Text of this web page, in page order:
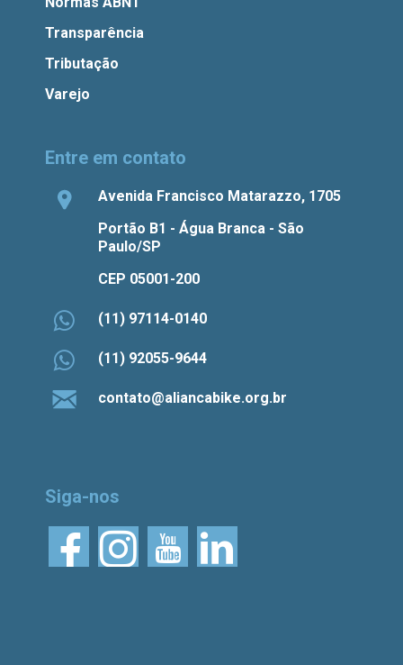
Transparência
Tributação
Varejo
Entre em contato
Avenida Francisco Matarazzo, 1705
Portão B1 - Água Branca - São
Paulo/SP
CEP 05001-200
(11) 97114-0140
(11) 92055-9644
contato@aliancabike.org.br
Siga-nos